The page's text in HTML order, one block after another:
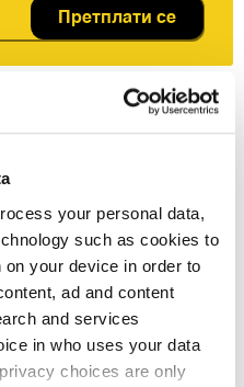
your personal data,
such as cookies to
your device in order to
ad and content
and services
in who uses your data
choices are only
Претплати се
ги сака своите
во нејзините рани
на многу начини
романтизирано
„Пријатели“ (Friends)
the City). Делеше мал
со хаосот на градот и се
ги достигне